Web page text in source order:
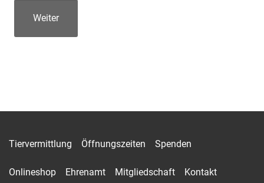
Tiervermittlung Öffnungszeiten Spenden
Onlineshop Ehrenamt Mitgliedschaft Kontakt